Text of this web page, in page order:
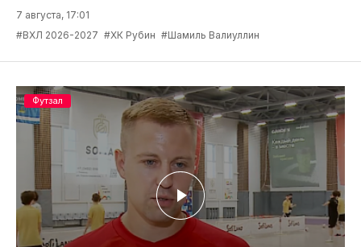
7 августа, 17:01
#ВХЛ 2026-2027 #ХК Рубин #Шамиль Валиуллин
Футзал